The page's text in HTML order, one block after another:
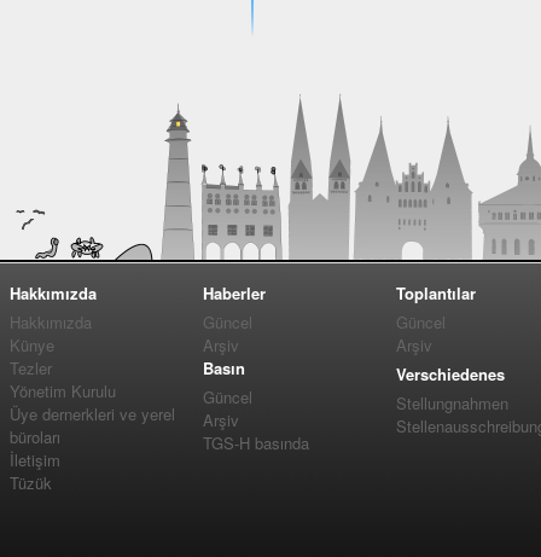
Hakkımızda
Hakkımızda
Künye
Tezler
Yönetim Kurulu
Üye dernerkleri ve yerel
büroları
İletişim
Tüzük
Haberler
Güncel
Arşiv
Basın
Güncel
Arşiv
TGS-H basında
Toplantılar
Güncel
Arşiv
Verschiedenes
Stellungnahmen